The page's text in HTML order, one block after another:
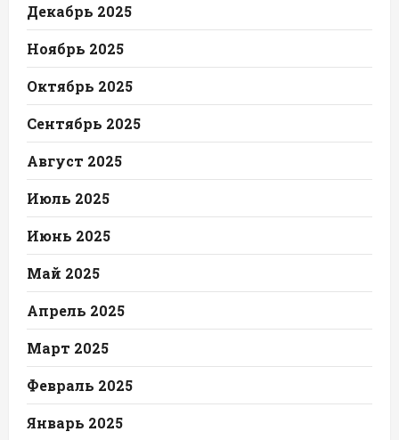
Декабрь 2025
Ноябрь 2025
Октябрь 2025
Сентябрь 2025
Август 2025
Июль 2025
Июнь 2025
Май 2025
Апрель 2025
Март 2025
Февраль 2025
Январь 2025